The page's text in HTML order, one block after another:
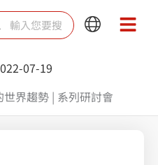
Main
Main
07-19
界趨勢 | 系列研討會